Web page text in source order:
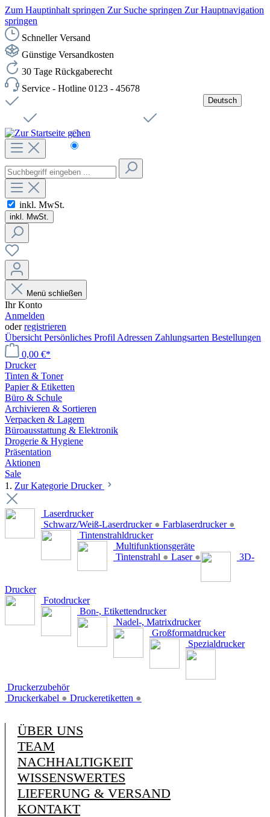
Zum Hauptinhalt springen Zur Suche springen Zur Hauptnavigation
springen
Schneller Versand
Günstige Versandkosten
30 Tage Rückgaberecht
Service - Hotline 0123 - 45678
Deutsch
Čeština
inkl. MwSt.
inkl. MwSt.
Menü schließen
Ihr Konto
Anmelden
oderregistrieren
Übersicht Persönliches Profil Adressen Zahlungsarten Bestellungen
0,00 €*
Drucker
Tinten & Toner
Papier & Etiketten
Büro & Schule
Archivieren & Sortieren
Verpacken & Lagern
Büroausstattung & Elektronik
Drogerie & Hygiene
Präsentation
Aktionen
Sale
1. Zur Kategorie Drucker
Laserdrucker
Schwarz/Weiß-Laserdrucker ● Farblaserdrucker ●
Tintenstrahldrucker
Multifunktionsgeräte
Tintenstrahl ● Laser ● 3D-
Drucker
Fotodrucker
Bon-, Etikettendrucker
Nadel-, Matrixdrucker
Großformatdrucker
Spezialdrucker
Druckerzubehör
Druckerkabel ● Druckeretiketten ●
ÜBER UNS
TEAM
NACHHALTIGKEIT
WISSENSWERTES
LIEFERUNG & VERSAND
KONTAKT